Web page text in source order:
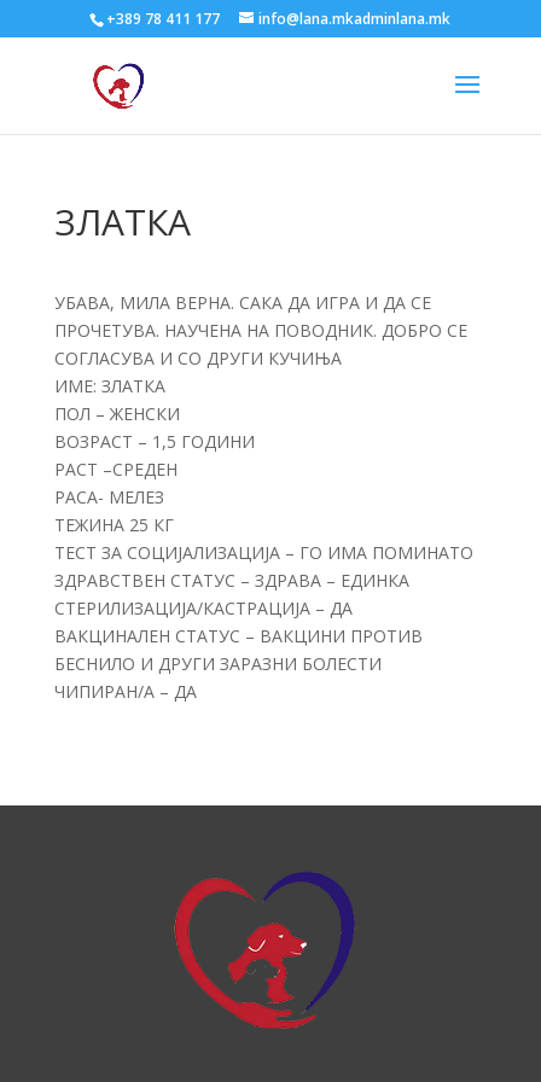
+389 78 411 177 info@lana.mkadminlana.mk
ЗЛАТКА
УБАВА, МИЛА ВЕРНА. САКА ДА ИГРА И ДА СЕ
ПРОЧЕТУВА. НАУЧЕНА НА ПОВОДНИК. ДОБРО СЕ
СОГЛАСУВА И СО ДРУГИ КУЧИЊА
ИМЕ: ЗЛАТКА
ПОЛ – ЖЕНСКИ
ВОЗРАСТ – 1,5 ГОДИНИ
РАСТ –СРЕДЕН
РАСА- МЕЛЕЗ
ТЕЖИНА 25 КГ
ТЕСТ ЗА СОЦИЈАЛИЗАЦИЈА – ГО ИМА ПОМИНАТО
ЗДРАВСТВЕН СТАТУС – ЗДРАВА – ЕДИНКА
СТЕРИЛИЗАЦИЈА/КАСТРАЦИЈА – ДА
ВАКЦИНАЛЕН СТАТУС – ВАКЦИНИ ПРОТИВ
БЕСНИЛО И ДРУГИ ЗАРАЗНИ БОЛЕСТИ
ЧИПИРАН/А – ДА